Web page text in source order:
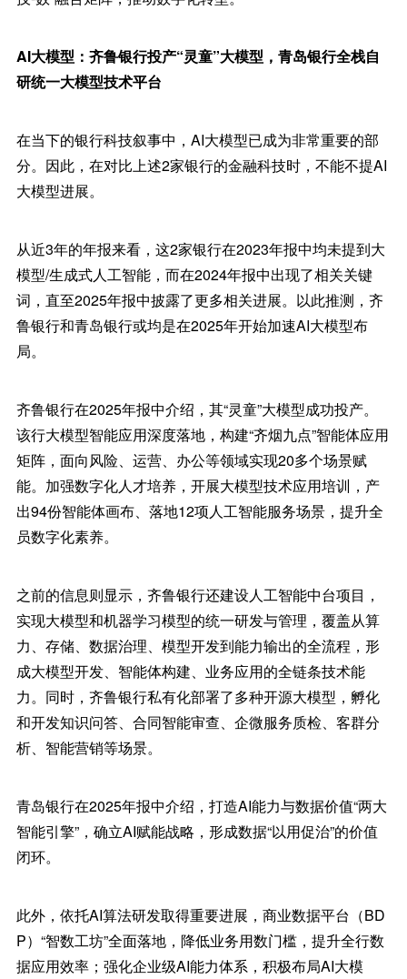
AI大模型：齐鲁银行投产“灵童”大模型，青岛银行全栈自
研统一大模型技术平台
在当下的银行科技叙事中，AI大模型已成为非常重要的部
分。因此，在对比上述2家银行的金融科技时，不能不提AI
大模型进展。
从近3年的年报来看，这2家银行在2023年报中均未提到大
模型/生成式人工智能，而在2024年报中出现了相关关键
词，直至2025年报中披露了更多相关进展。以此推测，齐
鲁银行和青岛银行或均是在2025年开始加速AI大模型布
局。
齐鲁银行在2025年报中介绍，其“灵童”大模型成功投产。
该行大模型智能应用深度落地，构建“齐烟九点”智能体应用
矩阵，面向风险、运营、办公等领域实现20多个场景赋
能。加强数字化人才培养，开展大模型技术应用培训，产
出94份智能体画布、落地12项人工智能服务场景，提升全
员数字化素养。
之前的信息则显示，齐鲁银行还建设人工智能中台项目，
实现大模型和机器学习模型的统一研发与管理，覆盖从算
力、存储、数据治理、模型开发到能力输出的全流程，形
成大模型开发、智能体构建、业务应用的全链条技术能
力。同时，齐鲁银行私有化部署了多种开源大模型，孵化
和开发知识问答、合同智能审查、企微服务质检、客群分
析、智能营销等场景。
青岛银行在2025年报中介绍，打造AI能力与数据价值“两大
智能引擎”，确立AI赋能战略，形成数据“以用促治”的价值
闭环。
此外，依托AI算法研发取得重要进展，商业数据平台（BD
P）“智数工坊”全面落地，降低业务用数门槛，提升全行数
据应用效率；强化企业级AI能力体系，积极布局AI大模